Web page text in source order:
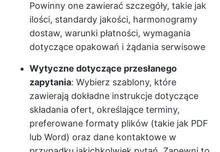
Powinny one zawierać szczegóły, takie jak
ilości, standardy jakości, harmonogramy
dostaw, warunki płatności, wymagania
dotyczące opakowań i żądania serwisowe
Wytyczne dotyczące przesłanego
zapytania: Wybierz szablony, które
zawierają dokładne instrukcje dotyczące
składania ofert, określające terminy,
preferowane formaty plików (takie jak PDF
lub Word) oraz dane kontaktowe w